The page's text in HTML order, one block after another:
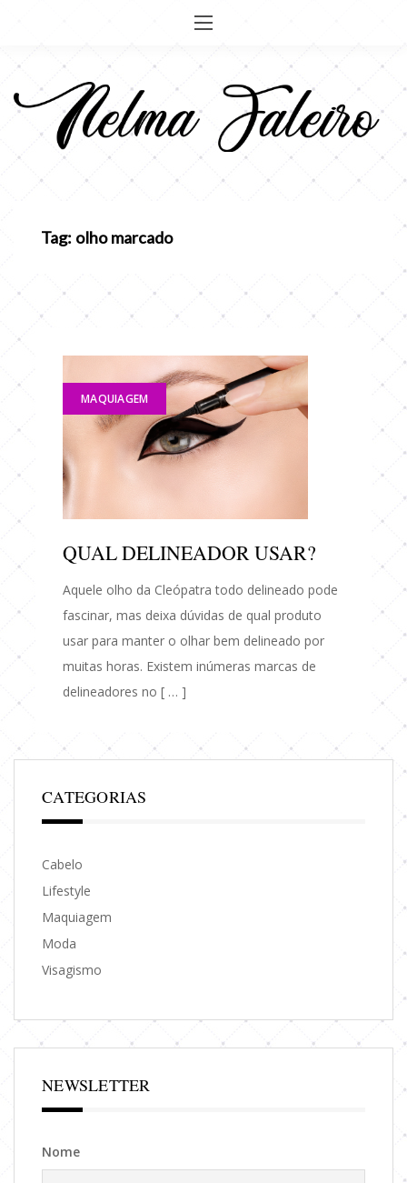
conteúdo
Tag: olho marcado
MAQUIAGEM
QUAL DELINEADOR USAR?
Aquele olho da Cleópatra todo delineado pode
fascinar, mas deixa dúvidas de qual produto
usar para manter o olhar bem delineado por
muitas horas. Existem inúmeras marcas de
delineadores no [ … ]
CATEGORIAS
Cabelo
Lifestyle
Maquiagem
Moda
Visagismo
NEWSLETTER
Nome